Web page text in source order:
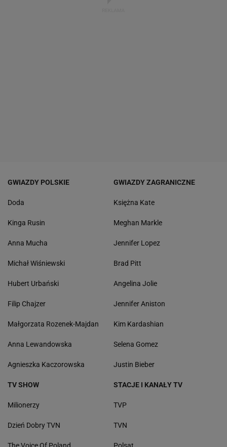
GWIAZDY POLSKIE
Doda
Kinga Rusin
Anna Mucha
Michał Wiśniewski
Hubert Urbański
Filip Chajzer
Małgorzata Rozenek-Majdan
Anna Lewandowska
Agnieszka Kaczorowska
GWIAZDY ZAGRANICZNE
Księżna Kate
Meghan Markle
Jennifer Lopez
Brad Pitt
Angelina Jolie
Jennifer Aniston
Kim Kardashian
Selena Gomez
Justin Bieber
TV SHOW
Milionerzy
Dzień Dobry TVN
STACJE I KANAŁY TV
TVP
TVN